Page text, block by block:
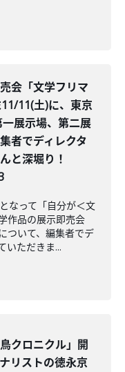
会「文学フリマ
11(土)に、東京
展示場、第二展
者でディレクタ
と深堀り！
なって「自分が＜文
作品の展示即売会
ついて、編集者でデ
いただきま...
クロニクル」開
リストの徳永京